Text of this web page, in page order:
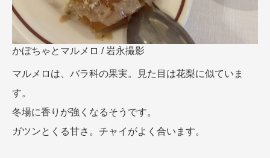
かぼちゃとマルメロ / 岩永撮影
マルメロは、バラ科の果実。見た目は花梨に似ていま
す。
冬場に香りが強くなるそうです。
ガツンとくる甘さ。チャイがよく合います。